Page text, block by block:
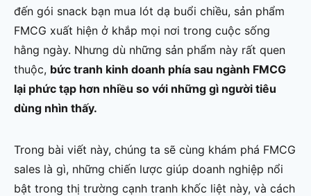
đến gói snack bạn mua lót dạ buổi chiều, sản phẩm
FMCG xuất hiện ở khắp mọi nơi trong cuộc sống
hằng ngày. Nhưng dù những sản phẩm này rất quen
thuộc, bức tranh kinh doanh phía sau ngành FMCG
lại phức tạp hơn nhiều so với những gì người tiêu
dùng nhìn thấy.
Trong bài viết này, chúng ta sẽ cùng khám phá FMCG
sales là gì, những chiến lược giúp doanh nghiệp nổi
bật trong thị trường cạnh tranh khốc liệt này, và cách